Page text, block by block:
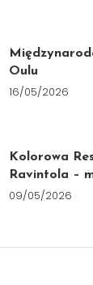
Oulu
16/05/2026
Kolorowa
Ravintola –
09/05/2026